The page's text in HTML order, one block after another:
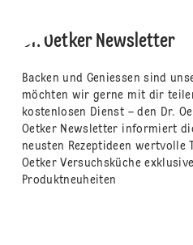
Dr. Oetker Newsletter
Backen und Geniessen sind
möchten wir gerne mit dir
kostenlosen Dienst – den Dr.
Oetker Newsletter informiert
neusten Rezeptideen wertvolle
Oetker Versuchsküche
Produktneuheiten